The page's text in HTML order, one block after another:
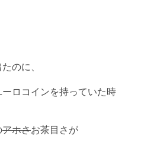
のに、
ーロコインを持っていた時
アホさお茶目さが